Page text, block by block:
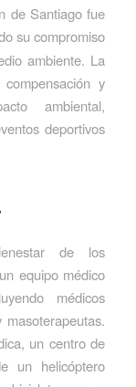
de Santiago fue
su compromiso
ambiente. La
y
ambiental,
deportivos
de los
equipo médico
médicos
un centro de
un helicóptero